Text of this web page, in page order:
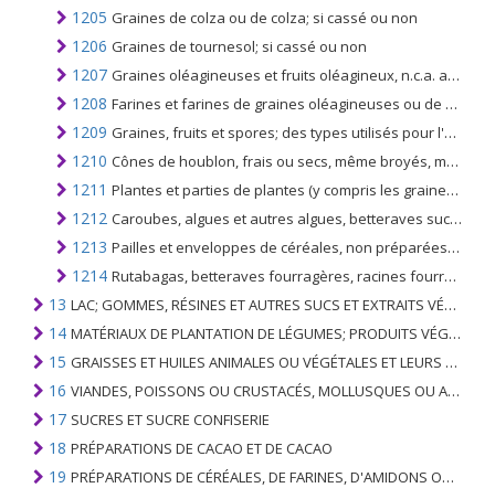
1205 Graines de colza ou de colza; si cassé ou non
1206 Graines de tournesol; si cassé ou non
1207 Graines oléagineuses et fruits oléagineux, n.c.a. au chapitre 12; si cassé ou non
1208 Farines et farines de graines oléagineuses ou de fruits oléagineux; autres que ceux de la moutarde
1209 Graines, fruits et spores; des types utilisés pour l'ensemencement
1210 Cônes de houblon, frais ou secs, même broyés, moulus ou sous forme de pellets; lupuline
1211 Plantes et parties de plantes (y compris les graines et fruits) des espèces utilisées principalement en parfumerie, en pharmacie ou à usage insecticide, fongicide ou similaire, fraîches, réfrigérées, congelées ou séchées, même coupées, concassées ou pulvérisées
1212 Caroubes, algues et autres algues, betteraves sucrières, cannes à sucre, fraîches, réfrigérées, congelées ou séchées, même pulvérisées; les noyaux de fruits, les amandes et autres produits végétaux (y compris les racines de chicorée non torréfiées) utilisés principalement pour la consommation humaine, n.c.a.
1213 Pailles et enveloppes de céréales, non préparées; même haché, moulu, pressé ou sous forme de pellets
1214 Rutabagas, betteraves fourragères, racines fourragères, foin, luzerne, trèfle, sainfoin, choux fourragers, lupin, vesces et produits fourragers similaires, même agglomérés sous forme de pellets
13 LAC; GOMMES, RÉSINES ET AUTRES SUCS ET EXTRAITS VÉGÉTAUX
14 MATÉRIAUX DE PLANTATION DE LÉGUMES; PRODUITS VÉGÉTAUX NON DÉNOMMÉS NI COMPRIS AILLEURS
15 GRAISSES ET HUILES ANIMALES OU VÉGÉTALES ET LEURS PRODUITS DE CLIVAGE; GRAISSES ANIMALES PRÉPARÉES; CIRES ANIMALES OU VÉGÉTALES
16 VIANDES, POISSONS OU CRUSTACÉS, MOLLUSQUES OU AUTRES INVERTÉBRÉS AQUATIQUES; PRÉPARATIONS DE CELLES-CI
17 SUCRES ET SUCRE CONFISERIE
18 PRÉPARATIONS DE CACAO ET DE CACAO
19 PRÉPARATIONS DE CÉRÉALES, DE FARINES, D'AMIDONS OU DE LAIT; PRODUITS DE PATISSERIE